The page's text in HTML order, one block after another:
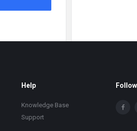
Help
Knowledge Base
Support
Follow